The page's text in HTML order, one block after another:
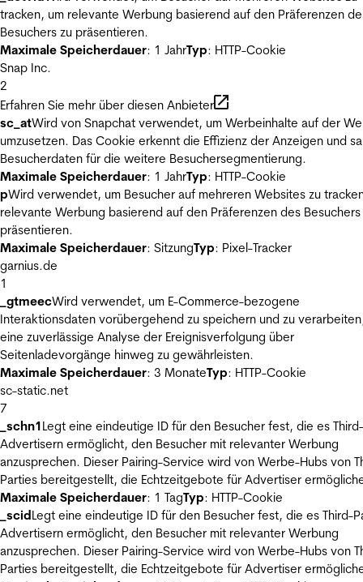
tracken, um relevante Werbung basierend auf den Präferenzen
Besuchers zu präsentieren.
Maximale Speicherdauer: 1 JahrTyp: HTTP-Cookie
Snap Inc.
2
Erfahren Sie mehr über diesen Anbieter
sc_atWird von Snapchat verwendet, um Werbeinhalte auf der
umzusetzen. Das Cookie erkennt die Effizienz der Anzeigen und
Besucherdaten für die weitere Besuchersegmentierung.
Maximale Speicherdauer: 1 JahrTyp: HTTP-Cookie
pWird verwendet, um Besucher auf mehreren Websites zu
relevante Werbung basierend auf den Präferenzen des Besuchers
präsentieren.
Maximale Speicherdauer: SitzungTyp: Pixel-Tracker
garnius.de
1
_gtmeecWird verwendet, um E-Commerce-bezogene
Interaktionsdaten vorübergehend zu speichern und zu
eine zuverlässige Analyse der Ereignisverfolgung über
Seitenladevorgänge hinweg zu gewährleisten.
Maximale Speicherdauer: 3 MonateTyp: HTTP-Cookie
sc-static.net
7
_schn1Legt eine eindeutige ID für den Besucher fest, die es
Advertisern ermöglicht, den Besucher mit relevanter Werbung
anzusprechen. Dieser Pairing-Service wird von Werbe-Hubs von
Parties bereitgestellt, die Echtzeitgebote für Advertiser
Maximale Speicherdauer: 1 TagTyp: HTTP-Cookie
_scidLegt eine eindeutige ID für den Besucher fest, die es Third-
Advertisern ermöglicht, den Besucher mit relevanter Werbung
anzusprechen. Dieser Pairing-Service wird von Werbe-Hubs von
Parties bereitgestellt, die Echtzeitgebote für Advertiser